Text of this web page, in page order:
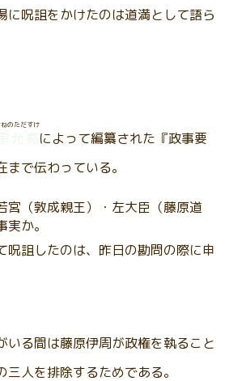
に呪詛をかけたのは道満として語ら
のただすけ
によって編纂された『政事要
で伝わっている。
宮（敦成親王）・左大臣（藤原道
か。
呪詛したのは、昨日の勘問の際に申
いる間は藤原伊周が政権を執ること
人を排除するためである。